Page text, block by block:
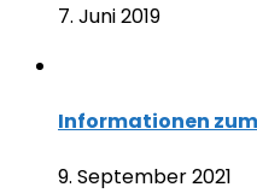
7. Juni 2019
Informationen
9. September 2021